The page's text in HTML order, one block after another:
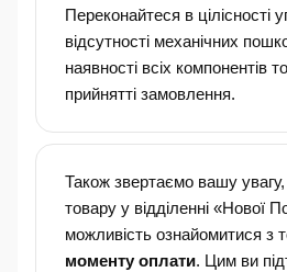
Переконайтеся в цілісності
відсутності механічних
наявності всіх компонентів
прийнятті замовлення.
Також звертаємо вашу
товару у відділенні «Нової
можливість ознайомитися з
моменту оплати. Цим ви